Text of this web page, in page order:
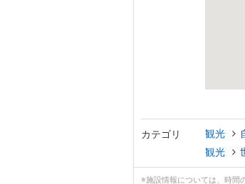
カテゴリ 観光
観光
※施設情報については、時間